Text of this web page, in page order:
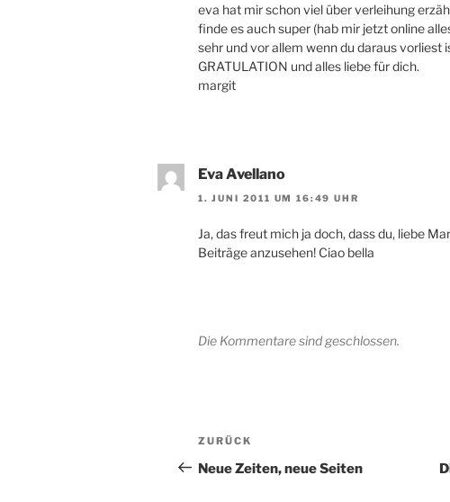
eva hat mir schon viel über verleihung
finde es auch super (hab mir jetzt online
sehr und vor allem wenn du daraus vorliest
GRATULATION und alles liebe für dich.
margit
Eva Avellano
1. JUNI 2011 UM 16:49 UHR
Ja, das freut mich ja doch, dass du, liebe
Beiträge anzusehen! Ciao bella
Die Kommentare sind geschlossen.
Beitragsnavigation
Vorheriger
Beitrag
ZURÜCK
Neue Zeiten, neue Seiten